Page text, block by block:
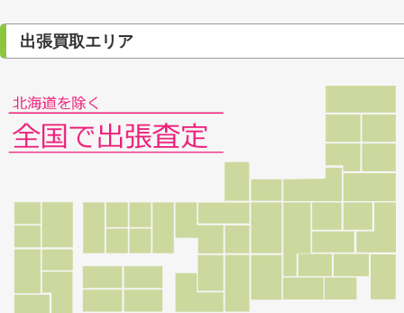
出張買取エリア